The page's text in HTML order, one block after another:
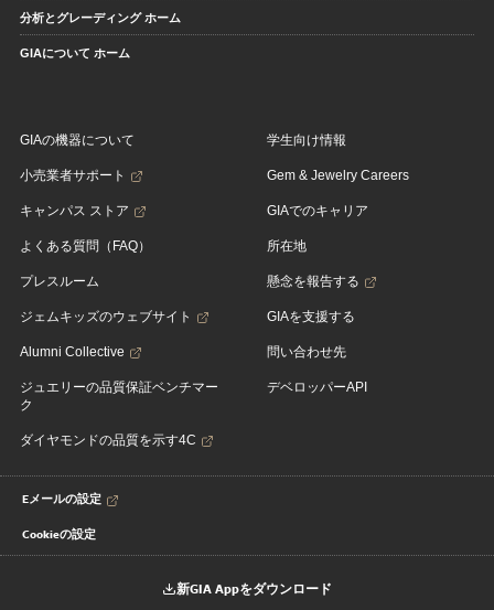
分析とグレーディング ホーム
GIAについて ホーム
GIAの機器について
小売業者サポート
キャンパス ストア
よくある質問（FAQ）
プレスルーム
ジェムキッズのウェブサイト
Alumni Collective
ジュエリーの品質保証ベンチマー
ク
ダイヤモンドの品質を示す4C
学生向け情報
Gem & Jewelry Careers
GIAでのキャリア
所在地
懸念を報告する
GIAを支援する
問い合わせ先
デベロッパーAPI
Eメールの設定
Cookieの設定
新GIA Appをダウンロード